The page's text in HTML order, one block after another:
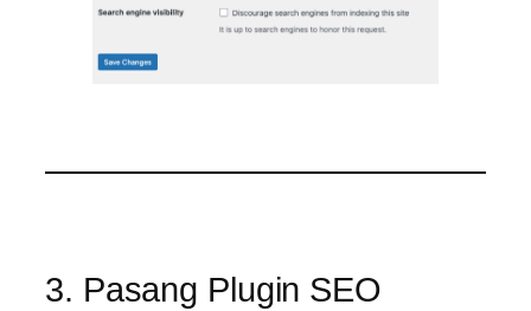
3. Pasang Plugin SEO